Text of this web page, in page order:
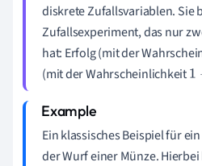
diskrete Zufallsvariablen. Sie
Zufallsexperiment, das nur
hat: Erfolg (mit der
(mit der Wahrscheinlichkeit1−
Ein klassisches Beispiel für
der Wurf einer Münze.